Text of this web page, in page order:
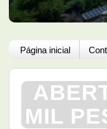
Página inicial
MIL